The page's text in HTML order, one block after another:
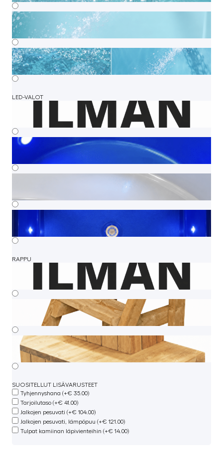
LED-VALOT
RAPPU
SUOSITELLUT LISÄVARUSTEET
Tyhjennyshana (+€ 35.00)
Tarjoilutaso (+€ 41.00)
Jalkojen pesuvati (+€ 104.00)
Jalkojen pesuvati, lämpöpuu (+€ 121.00)
Tulpat kamiinan läpivienteihin (+€ 14.00)